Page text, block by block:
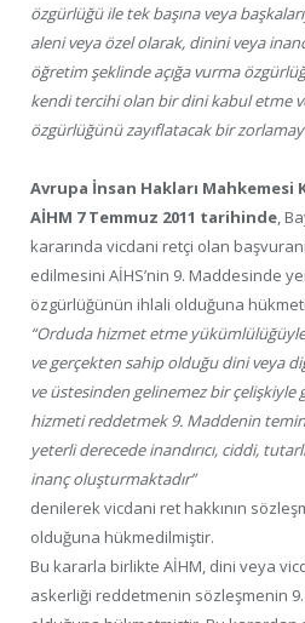
özgürlüğü ile tek başına veya
aleni veya özel olarak, dinini veya
öğretim şeklinde açığa vurma
kendi tercihi olan bir dini kabul etme
özgürlüğünü zayıflatacak bir
Avrupa İnsan Hakları Mahkemesi
AİHM 7 Temmuz 2011 tarihinde,
kararında vicdani retçi olan
edilmesini AİHS’nin 9. Maddesinde
özgürlüğünün ihlali olduğuna
“Orduda hizmet etme
ve gerçekten sahip olduğu dini veya
ve üstesinden gelinemez bir
hizmeti reddetmek 9. Maddenin
yeterli derecede inandırıcı, ciddi,
inanç oluşturmaktadır”
denilerek vicdani ret hakkının
olduğuna hükmedilmiştir.
Bu kararla birlikte AİHM, dini veya
askerliği reddetmenin sözleşmenin